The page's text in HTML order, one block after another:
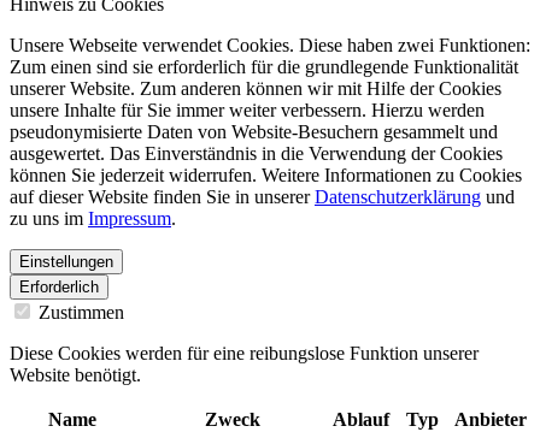
Hinweis zu Cookies
Unsere Webseite verwendet Cookies. Diese haben zwei Funktionen:
Zum einen sind sie erforderlich für die grundlegende Funktionalität
unserer Website. Zum anderen können wir mit Hilfe der Cookies
unsere Inhalte für Sie immer weiter verbessern. Hierzu werden
pseudonymisierte Daten von Website-Besuchern gesammelt und
ausgewertet. Das Einverständnis in die Verwendung der Cookies
können Sie jederzeit widerrufen. Weitere Informationen zu Cookies
auf dieser Website finden Sie in unsererDatenschutzerklärung und
zu uns im Impressum.
Einstellungen
Erforderlich
Zustimmen
Diese Cookies werden für eine reibungslose Funktion unserer
Website benötigt.
Name Zweck Ablauf Typ Anbieter